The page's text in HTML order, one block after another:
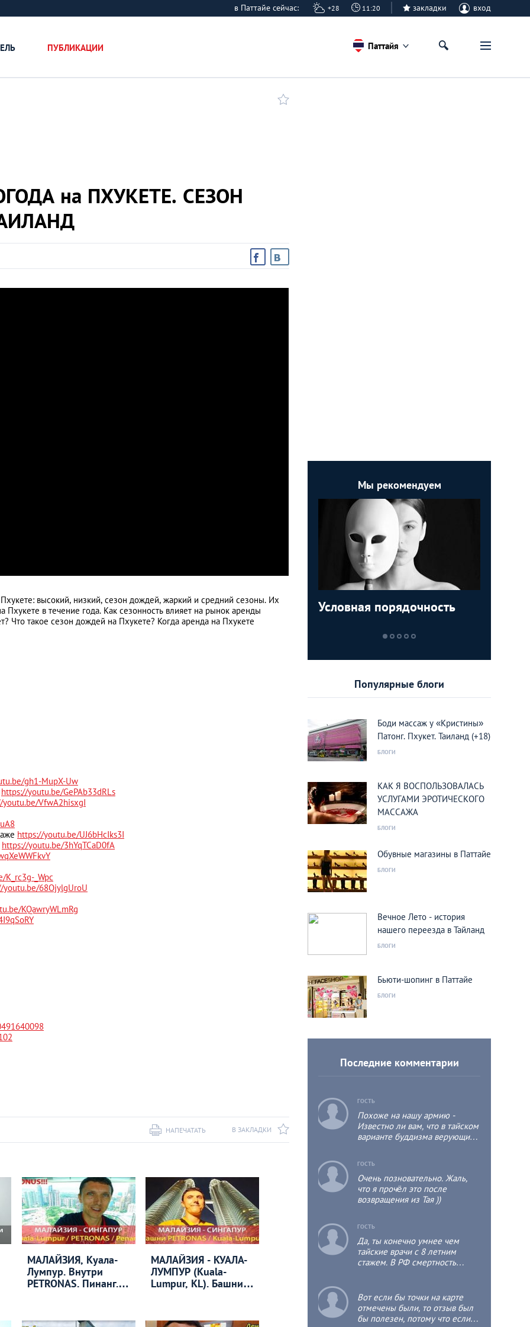
в Паттайе сейчас: +28 11:20 закладки вход
ПУБЛИКАЦИИ Паттайя
на ПХУКЕТЕ. СЕЗОН
высокий, низкий, сезон дождей, жаркий и средний сезоны. Их
в течение года. Как сезонность влияет на рынок аренды
Что такое сезон дождей на Пхукете? Когда аренда на Пхукете
gh1-MupX-Uw
https://youtu.be/GePAb33dRLs
youtu.be/VfwA2hisxgI
https://youtu.be/UJ6bHcIks3I
https://youtu.be/3hYqTCaD0fA
_Wpc
youtu.be/68OjylgUroU
KQawryWLmRg
В ЗАКЛАДКИ
НАПЕЧАТАТЬ
МАЛАЙЗИЯ, Куала-
Лумпур. Внутри
PETRONAS. Пинанг.
МАЛАЙЗИЯ - КУАЛА-
ЛУМПУР (Kuala-
Lumpur, KL). Башни
Мы рекомендуем
Условная порядочность
Путь домой...
Популярные блоги
Боди массаж у «Кристины»
Патонг. Пхукет. Таиланд (+18)
БЛОГИ
КАК Я ВОСПОЛЬЗОВАЛАСЬ
УСЛУГАМИ ЭРОТИЧЕСКОГО
МАССАЖА
БЛОГИ
Обувные магазины в Паттайе
БЛОГИ
Вечное Лето - история
нашего переезда в Тайланд
БЛОГИ
Бьюти-шопинг в Паттайе
БЛОГИ
Последние комментарии
c ГОСТЬ
Похоже на нашу армию -
Известно ли вам, что в тайском
варианте буддизма верующий
монахом, пусть даже не
продолжительное время, т.к.
это положительно отразится на
его собственной судьбе и
c ГОСТЬ
Очень позновательно. Жаль,
что я прочёл это после
возвращения из Тая ))
c ГОСТЬ
Да, ты конечно умнее чем
тайские врачи с 8 летним
стажем. В РФ смертность
c
Вот если бы точки на карте
отмечены были, то отзыв был
бы полезен, потому что если